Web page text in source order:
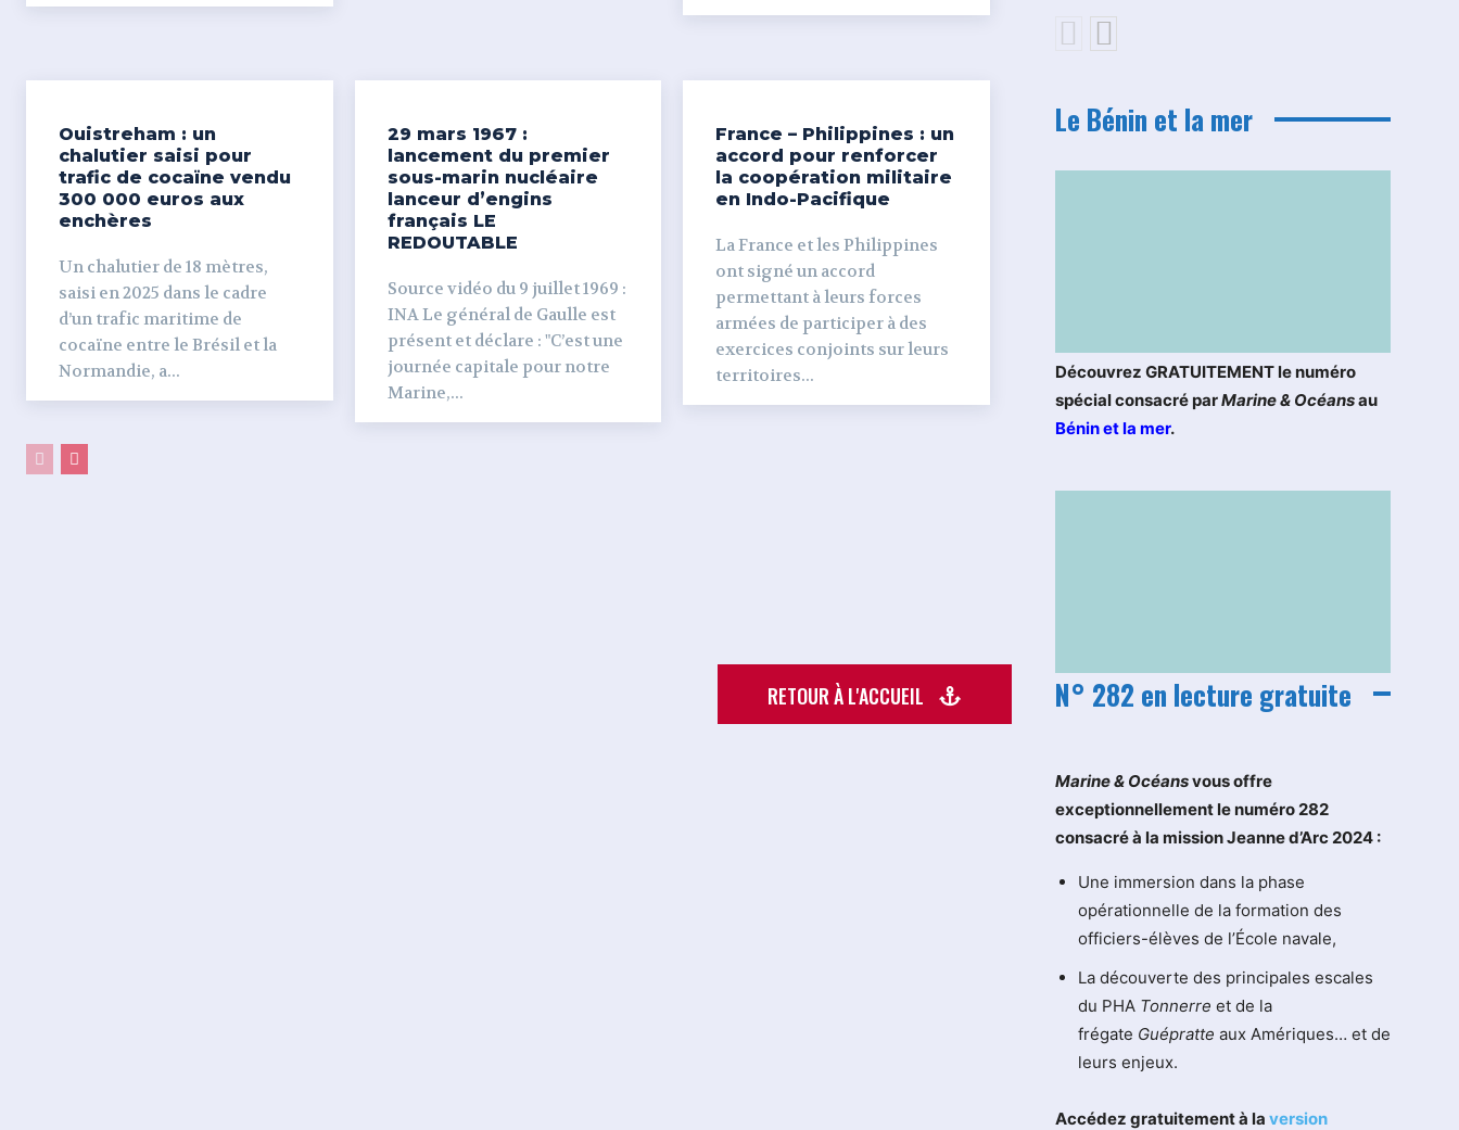
Ouistreham : un
chalutier saisi pour
trafic de cocaïne vendu
300 000 euros aux
enchères
Un chalutier de 18 mètres,
saisi en 2025 dans le cadre
d’un trafic maritime de
cocaïne entre le Brésil et la
Normandie, a...
29 mars 1967 :
lancement du premier
sous-marin nucléaire
lanceur d’engins
français LE
REDOUTABLE
Source vidéo du 9 juillet 1969 :
INA Le général de Gaulle est
présent et déclare : "C’est une
journée capitale pour notre
Marine,...
France – Philippines : un
accord pour renforcer
la coopération militaire
en Indo-Pacifique
La France et les Philippines
ont signé un accord
permettant à leurs forces
armées de participer à des
exercices conjoints sur leurs
territoires...
RETOUR À L'ACCUEIL
Le Bénin et la mer
Découvrez GRATUITEMENT le numéro
spécial consacré parMarine & Océansau
Bénin et la mer.
N° 282 en lecture gratuite
Marine & Océansvous offre
exceptionnellement le numéro 282
consacré à la mission Jeanne d’Arc 2024 :
Une immersion dans la phase
opérationnelle de la formation des
officiers-élèves de l’École navale,
La découverte des principales escales
du PHA Tonnerre et de la
frégate Guépratte aux Amériques… et de
leurs enjeux.
Accédez gratuitement à la version